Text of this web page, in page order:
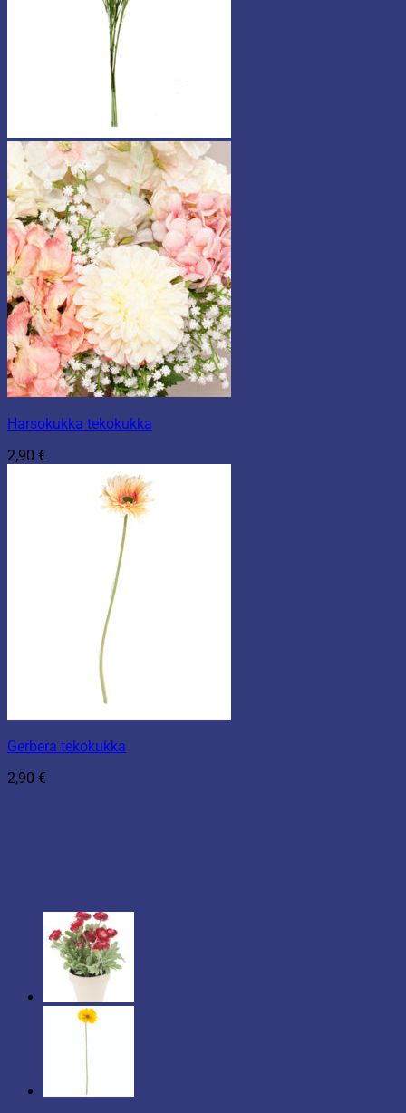
Harsokukka tekokukka
2,90 €
Gerbera tekokukka
2,90 €